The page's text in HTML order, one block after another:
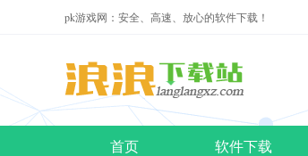
pk游戏网：安全、高速、放心的软件下载！
首页 软件下载